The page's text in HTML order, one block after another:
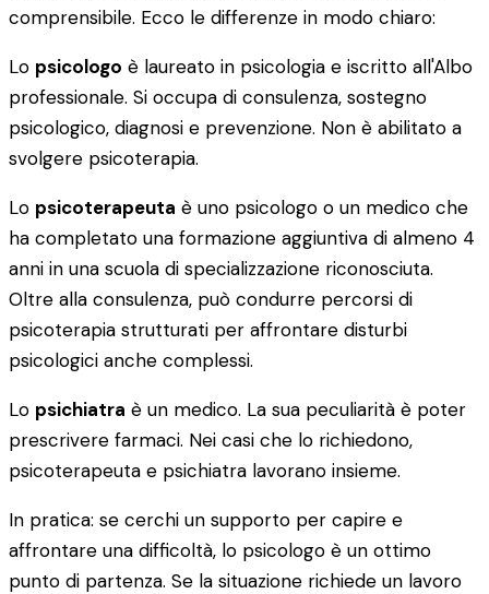
comprensibile. Ecco le differenze in modo chiaro:
Lo psicologo è laureato in psicologia e iscritto all'Albo
professionale. Si occupa di consulenza, sostegno
psicologico, diagnosi e prevenzione. Non è abilitato a
svolgere psicoterapia.
Lo psicoterapeuta è uno psicologo o un medico che
ha completato una formazione aggiuntiva di almeno 4
anni in una scuola di specializzazione riconosciuta.
Oltre alla consulenza, può condurre percorsi di
psicoterapia strutturati per affrontare disturbi
psicologici anche complessi.
Lo psichiatra è un medico. La sua peculiarità è poter
prescrivere farmaci. Nei casi che lo richiedono,
psicoterapeuta e psichiatra lavorano insieme.
In pratica: se cerchi un supporto per capire e
affrontare una difficoltà, lo psicologo è un ottimo
punto di partenza. Se la situazione richiede un lavoro